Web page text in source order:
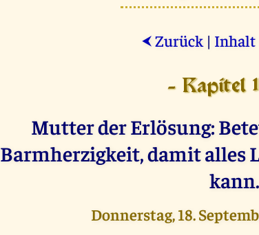
⮜ Zurück | Inhalt
- Kapitel
Mutter der Erlösung:
Barmherzigkeit, damit alles
kann.
Donnerstag, 18.